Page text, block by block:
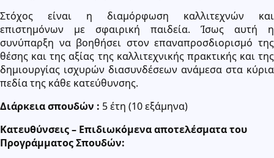
Στόχος είναι η διαμόρφωση καλλιτεχνών και
επιστημόνων με σφαιρική παιδεία. Ίσως αυτή η
συνύπαρξη να βοηθήσει στον επαναπροσδιορισμό της
θέσης και της αξίας της καλλιτεχνικής πρακτικής και της
δημιουργίας ισχυρών διασυνδέσεων ανάμεσα στα κύρια
πεδία της κάθε κατεύθυνσης.
Διάρκεια σπουδών : 5 έτη (10 εξάμηνα)
Κατευθύνσεις – Επιδιωκόμενα αποτελέσματα του
Προγράμματος Σπουδών: